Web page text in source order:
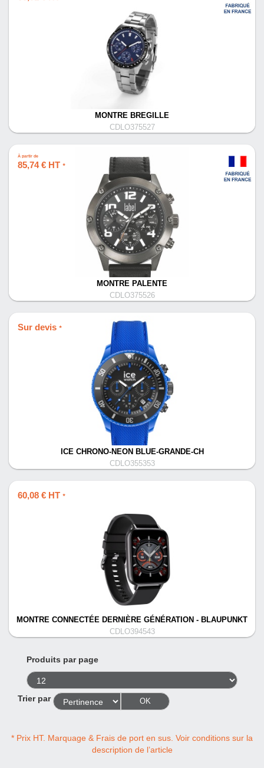
MONTRE BREGILLE
CDLO375527
À partir de
85,74 € HT *
MONTRE PALENTE
CDLO375526
Sur devis *
ICE CHRONO-NEON BLUE-GRANDE-CH
CDLO355353
60,08 € HT *
MONTRE CONNECTÉE DERNIÈRE GÉNÉRATION - BLAUPUNKT
CDLO394543
Produits par page
Trier par OK
* Prix HT. Marquage & Frais de port en sus. Voir conditions sur la
description de l’article